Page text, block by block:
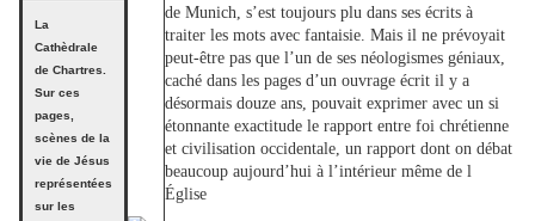
La
Cathèdrale
de Chartres.
Sur ces
pages,
scènes de la
vie de Jésus
représentées
sur les
de Munich, s’est toujours plu dans ses écrits à
traiter les mots avec fantaisie. Mais il ne prévoyait
peut-être pas que l’un de ses néologismes géniaux,
caché dans les pages d’un ouvrage écrit il y a
désormais douze ans, pouvait exprimer avec un si
étonnante exactitude le rapport entre foi chrétienne
et civilisation occidentale, un rapport dont on débat
beaucoup aujourd’hui à l’intérieur même de l
Église